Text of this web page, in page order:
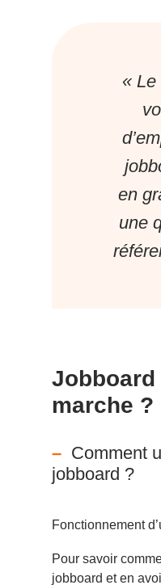
«
en
une
marche ?
Comment
jobboard ?
Fonctionnement
Pour savoir
jobboard et en